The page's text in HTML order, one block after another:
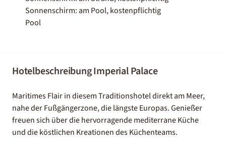
Sonnenschirm: am Pool, kostenpflichtig
Pool
Hotelbeschreibung Imperial Palace
Maritimes Flair in diesem Traditionshotel direkt am Meer,
nahe der Fußgängerzone, die längste Europas. Genießer
freuen sich über die hervorragende mediterrane Küche
und die köstlichen Kreationen des Küchenteams.